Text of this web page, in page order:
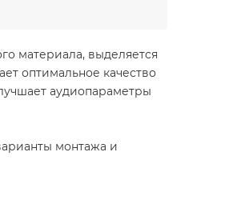
материала, выделяется
оптимальное качество
аудиопараметры
монтажа и